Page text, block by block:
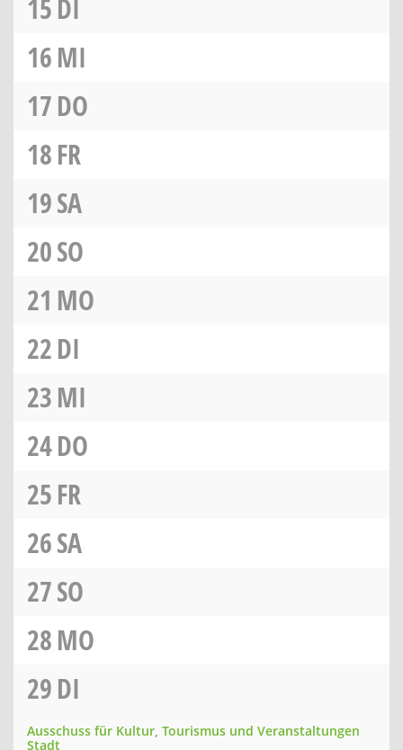
15DI
16MI
17DO
18FR
19SA
20SO
21 MO
22DI
23MI
24DO
25FR
26SA
27SO
28MO
29DI
Ausschuss für Kultur, Tourismus und Veranstaltungen
Stadt